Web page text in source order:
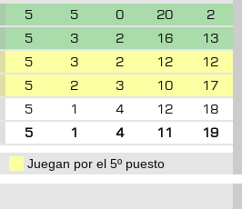
5 5 0 20
2
5 3 2 16
13
5 3 2 12
12
5 2 3 10
17
5 1 4 12
18
5 1 4 11 19
Juegan por el 5º puesto